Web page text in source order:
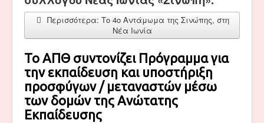
Περισσότερα: Το 4ο Αντάμωμα της Σινώπης, στη
Νέα Ιωνία
Το ΑΠΘ συντονίζει Πρόγραμμα για
την εκπαίδευση και υποστήριξη
προσφύγων / μεταναστών μέσω
των δομών της Ανώτατης
Εκπαίδευσης